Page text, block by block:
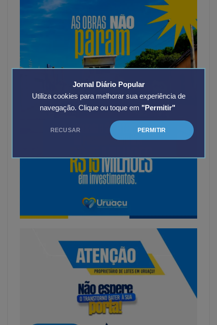
Jornal Diário Popular
Utiliza cookies para melhorar sua experiência de
navegação. Clique ou toque em "Permitir"
RECUSAR PERMITIR